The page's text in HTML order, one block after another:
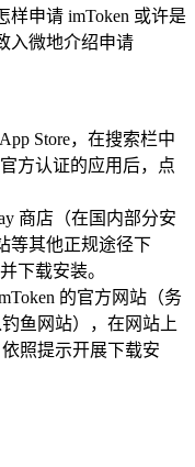
申请 imToken 或许是
入微地介绍申请
Store，在搜索栏中
方认证的应用后，点
商店（在国内部分安
等其他正规途径下
下载安装。
的官方网站（务
鱼网站），在网站上
照提示开展下载安